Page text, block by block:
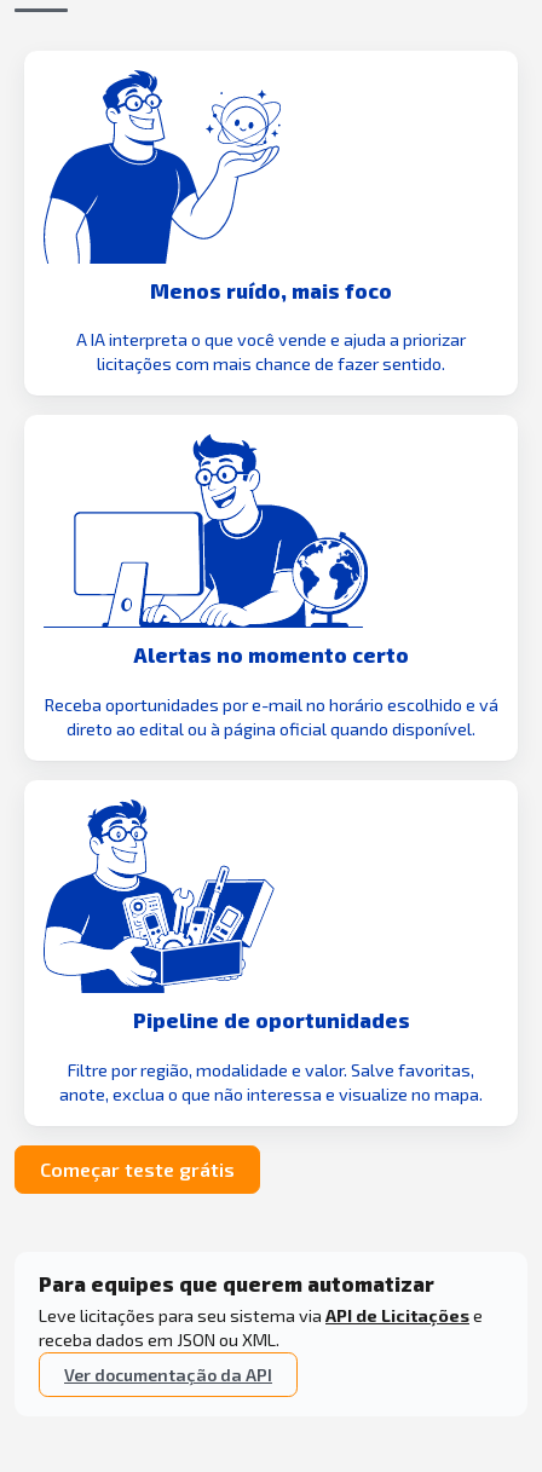
Menos ruído, mais foco
A IA interpreta o que você vende e ajuda a priorizar
licitações com mais chance de fazer sentido.
Alertas no momento certo
Receba oportunidades por e-mail no horário escolhido e vá
direto ao edital ou à página oficial quando disponível.
Pipeline de oportunidades
Filtre por região, modalidade e valor. Salve favoritas,
anote, exclua o que não interessa e visualize no mapa.
Começar teste grátis
Para equipes que querem automatizar
Leve licitações para seu sistema via API de Licitaçõese
receba dados em JSON ou XML.
Ver documentação da API